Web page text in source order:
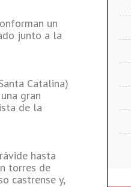
un
junto a la
Catalina)
gran
de la
hasta
torres de
castrense y,